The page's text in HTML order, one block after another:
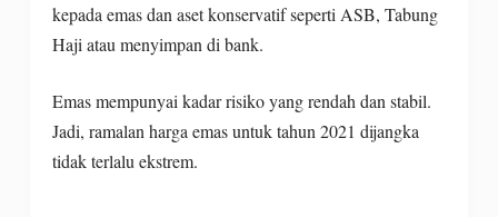
kepada emas dan aset konservatif seperti ASB, Tabung
Haji atau menyimpan di bank.
Emas mempunyai kadar risiko yang rendah dan stabil.
Jadi, ramalan harga emas untuk tahun 2021 dijangka
tidak terlalu ekstrem.